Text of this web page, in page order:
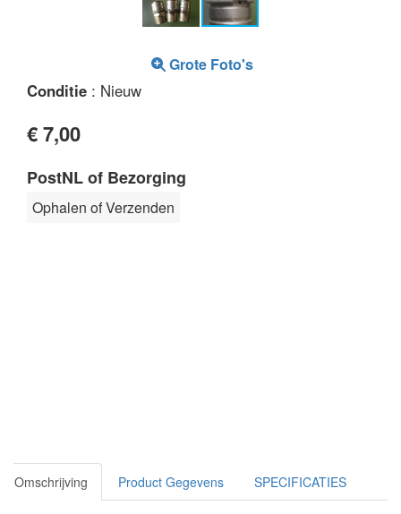
Grote Foto's
Conditie : Nieuw
€ 7,00
PostNL of Bezorging
Ophalen of Verzenden
Omschrijving Product Gegevens SPECIFICATIES